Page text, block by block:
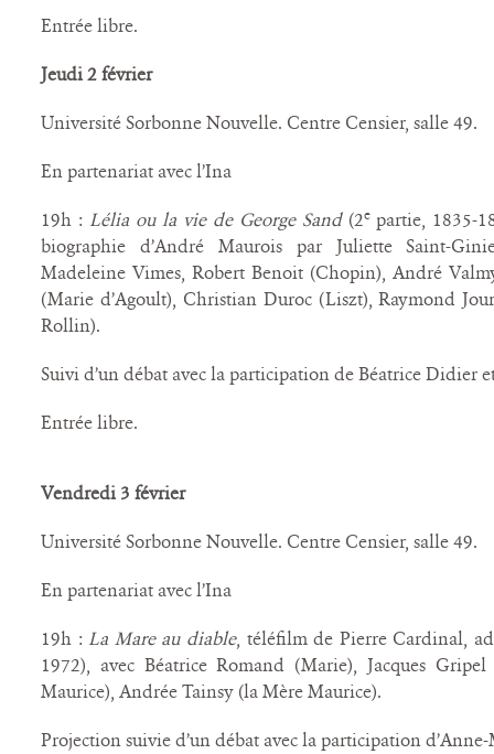
Entrée libre.
Jeudi 2 février
Université Sorbonne Nouvelle. Centre Censier, salle 49.
En partenariat avec l’Ina
19h : Lélia ou la vie de George Sand(2epartie, 1835-
biographie d’André Maurois par Juliette Saint-
Madeleine Vimes, Robert Benoit (Chopin), André
(Marie d’Agoult), Christian Duroc (Liszt), Raymond
Rollin).
Suivi d’un débat avec la participation de Béatrice Didier
Entrée libre.
Vendredi 3 février
Université Sorbonne Nouvelle. Centre Censier, salle 49.
En partenariat avec l’Ina
19h : La Mare au diable, téléfilm de Pierre Cardinal,
1972), avec Béatrice Romand (Marie), Jacques
Maurice), Andrée Tainsy (la Mère Maurice).
Projection suivie d’un débat avec la participation